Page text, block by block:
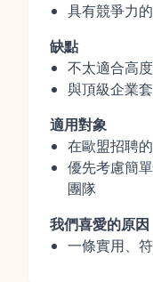
具有競爭力
缺點
不太適合高
與頂級企業
適用對象
在歐盟招聘
優先考慮簡
團隊
我們喜愛的原因
一條實用、